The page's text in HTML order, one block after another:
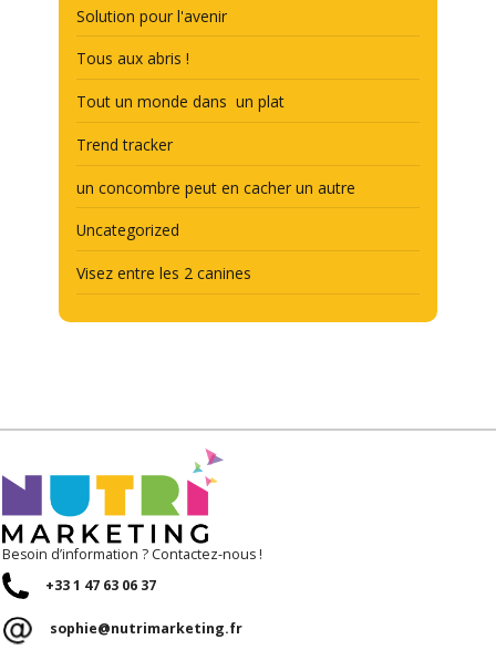
Solution pour l'avenir
Tous aux abris !
Tout un monde dans un plat
Trend tracker
un concombre peut en cacher un autre
Uncategorized
Visez entre les 2 canines
Besoin d’information ? Contactez-nous !
+33 1 47 63 06 37
sophie@nutrimarketing.fr